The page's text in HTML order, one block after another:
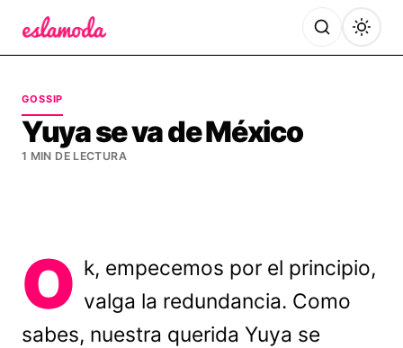
GOSSIP
Yuya se va de México
1 MIN DE LECTURA
O k, empecemos por el principio,
valga la redundancia. Como
sabes, nuestra querida Yuya se